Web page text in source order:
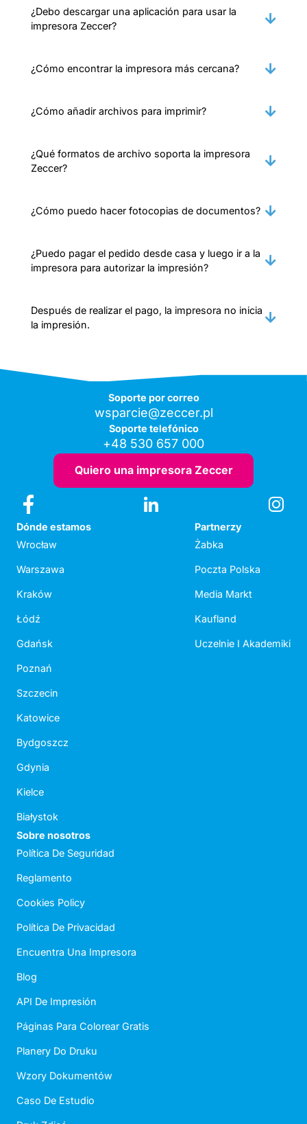
¿Debo descargar una aplicación para usar la
impresora Zeccer?
¿Cómo encontrar la impresora más cercana?
¿Cómo añadir archivos para imprimir?
¿Qué formatos de archivo soporta la impresora
Zeccer?
¿Cómo puedo hacer fotocopias de documentos?
¿Puedo pagar el pedido desde casa y luego ir a la
impresora para autorizar la impresión?
Después de realizar el pago, la impresora no inicia
la impresión.
Soporte por correo
wsparcie@zeccer.pl
Soporte telefónico
+48 530 657 000
Quiero una impresora Zeccer
Dónde estamos
Wrocław
Warszawa
Kraków
Łódź
Gdańsk
Poznań
Szczecin
Katowice
Bydgoszcz
Gdynia
Kielce
Białystok
Partnerzy
Żabka
Poczta Polska
Media Markt
Kaufland
Uczelnie I Akademiki
Sobre nosotros
Política De Seguridad
Reglamento
Cookies Policy
Política De Privacidad
Encuentra Una Impresora
Blog
API De Impresión
Páginas Para Colorear Gratis
Planery Do Druku
Wzory Dokumentów
Caso De Estudio